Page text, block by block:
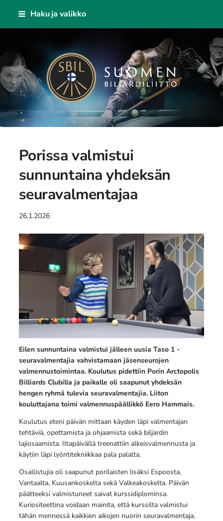
Siirry
Haku ja valikko
Suomen Biljardiliitto ry
Porissa valmistui
sunnuntaina yhdeksän
seuravalmentajaa
26.1.2026
Eilen sunnuntaina valmistui jälleen uusia Taso 1 -
seuravalmentajia vahvistamaan jäsenseurojen
valmennustoimintaa. Koulutus pidettiin Porin Arctopolis
Billiards Clubilla ja paikalle oli saapunut yhdeksän
hengen ryhmä tulevia seuravalmentajia. Liiton
kouluttajana toimi valmennuspäällikkö Eero Hammais.
Koulutus eteni päivän mittaan käyden läpi valmentajan
tehtäviä, opettamista ja ohjaamista sekä biljardin
lajiosaamista. Iltapäivällä treenattiin alkeisvalmennusta ja
käytiin läpi lyöntitekniikkaa pala palalta.
Osallistujia oli saapunut porilaisten lisäksi Espoosta,
Vantaalta, Kuusankoskelta sekä Valkeakoskelta. Päivän
päätteeksi valmistuneet saivat kurssidiplominsa.
Kuriositeettina voidaan mainita, että kurssilta valmistui
tähän mennessä kaikkien aikojen nuorin seuravalmentaja,